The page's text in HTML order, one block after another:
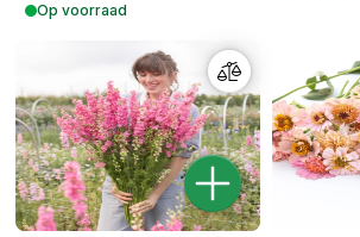
Op voorraad